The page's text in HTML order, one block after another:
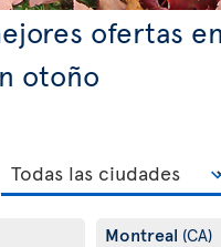
ofertas
otoño
Montreal (CA)